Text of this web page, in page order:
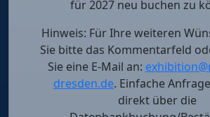
für 2027 neu buchen zu
Hinweis: Für Ihre weiteren
Sie bitte das Kommentarfeld
Sie eine E-Mail an:
dresden.de. Einfache
direkt über die